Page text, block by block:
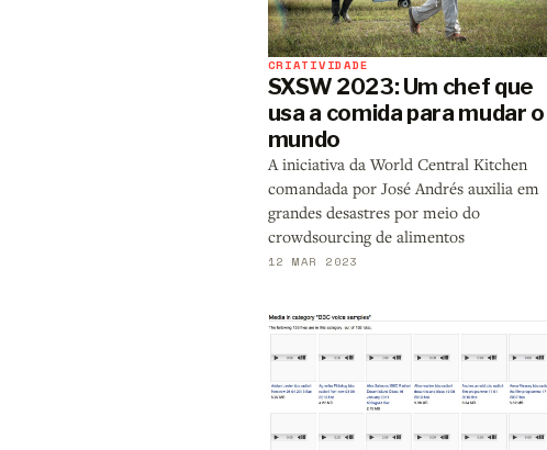
CRIATIVIDADE
SXSW 2023: Um chef que
usa a comida para mudar o
mundo
A iniciativa da World Central Kitchen
comandada por José Andrés auxilia em
grandes desastres por meio do
crowdsourcing de alimentos
12 MAR 2023